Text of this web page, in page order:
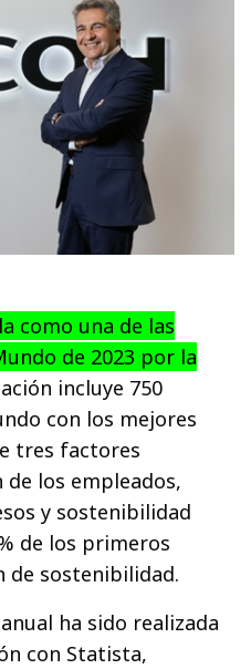
como una de las
de 2023 por la
incluye 750
con los mejores
tres factores
los empleados,
y sostenibilidad
de los primeros
de sostenibilidad.
ha sido realizada
con Statista,